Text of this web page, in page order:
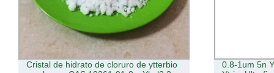
de hidrato de cloruro de ytterbio
0.8-1um 5n Yttria,